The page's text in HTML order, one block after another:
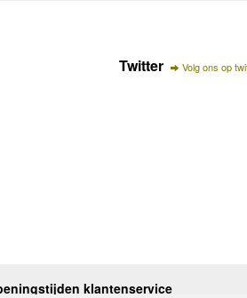
Twitter Volg ons op
klantenservice